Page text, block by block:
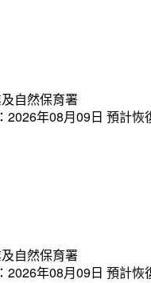
自然保育署
2026年08月09日 預計
自然保育署
2026年08月09日 預計